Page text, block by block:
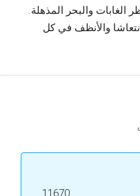
الغابات والبحر المذهلة.
والأنظف في كل
11670